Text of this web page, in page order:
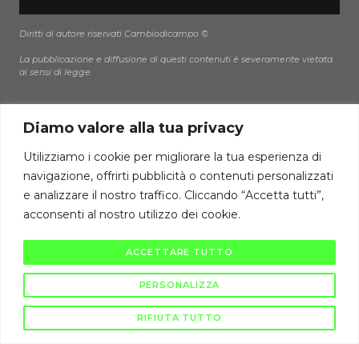
Diamo valore alla tua privacy
Utilizziamo i cookie per migliorare la tua esperienza di
navigazione, offrirti pubblicità o contenuti personalizzati
e analizzare il nostro traffico. Cliccando “Accetta tutti”,
acconsenti al nostro utilizzo dei cookie.
PERSONALIZZA
RIFIUTA TUTTO
ACCETTARE TUTTO
Diritti di autore riservati Cambiodicampo ©
La pubblicazione e diffusione di questi contenuti è severamente vietata
ai sensi di legge.